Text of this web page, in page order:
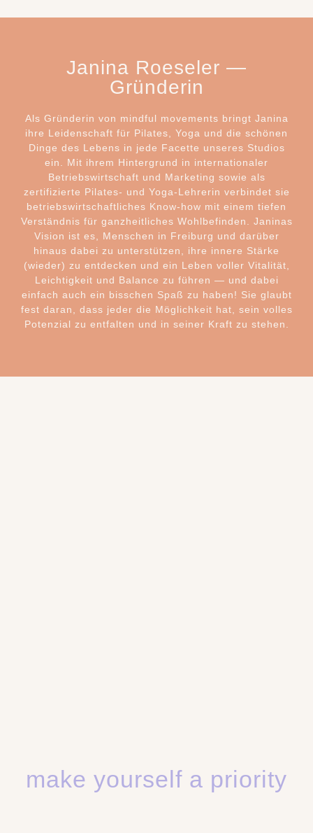
Janina Roeseler —
Gründerin
Als Gründerin von mindful movements bringt Janina
ihre Leidenschaft für Pilates, Yoga und die schönen
Dinge des Lebens in jede Facette unseres Studios
ein. Mit ihrem Hintergrund in internationaler
Betriebswirtschaft und Marketing sowie als
zertifizierte Pilates- und Yoga-Lehrerin verbindet sie
betriebswirtschaftliches Know-how mit einem tiefen
Verständnis für ganzheitliches Wohlbefinden. Janinas
Vision ist es, Menschen in Freiburg und darüber
hinaus dabei zu unterstützen, ihre innere Stärke
(wieder) zu entdecken und ein Leben voller Vitalität,
Leichtigkeit und Balance zu führen — und dabei
einfach auch ein bisschen Spaß zu haben! Sie glaubt
fest daran, dass jeder die Möglichkeit hat, sein volles
Potenzial zu entfalten und in seiner Kraft zu stehen.
make yourself a priority